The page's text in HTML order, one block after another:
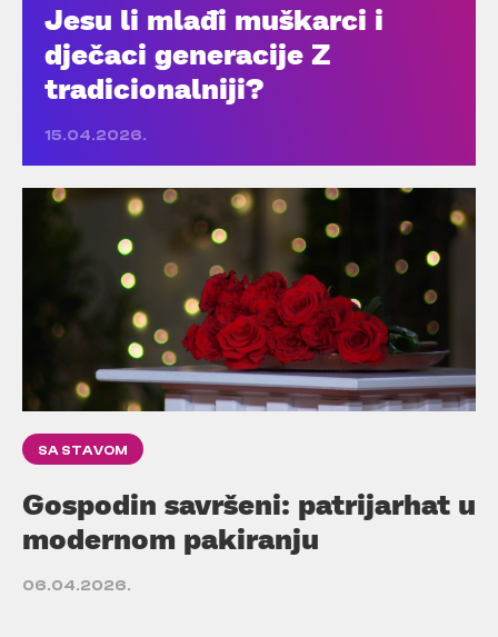
Jesu li mlađi muškarci i
dječaci generacije Z
tradicionalniji?
15.04.2026.
SA STAVOM
Gospodin savršeni: patrijarhat u
modernom pakiranju
06.04.2026.